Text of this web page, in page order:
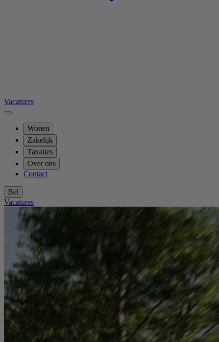
Vacatures
Wonen
Zakelijk
Taxaties
Over ons
Contact
Bel
Vacatures